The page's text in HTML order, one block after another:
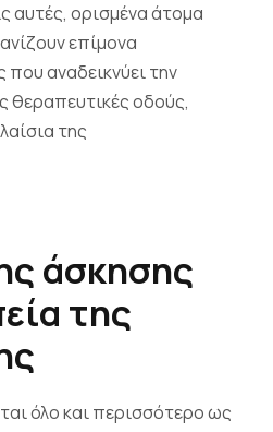
αυτές, ορισμένα άτομα
επίμονα
αναδεικνύει την
θεραπευτικές οδούς,
της
άσκησης
της
όλο και περισσότερο ως